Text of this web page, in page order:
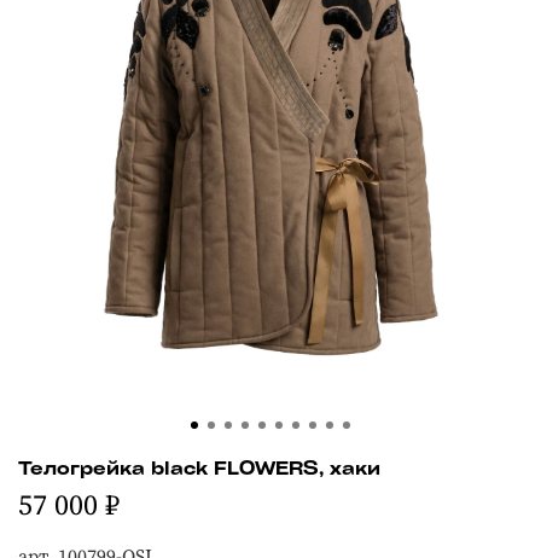
Телогрейка black FLOWERS, хаки
57 000 ₽